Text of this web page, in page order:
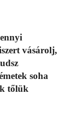
vásárolj,
soha
tőlük